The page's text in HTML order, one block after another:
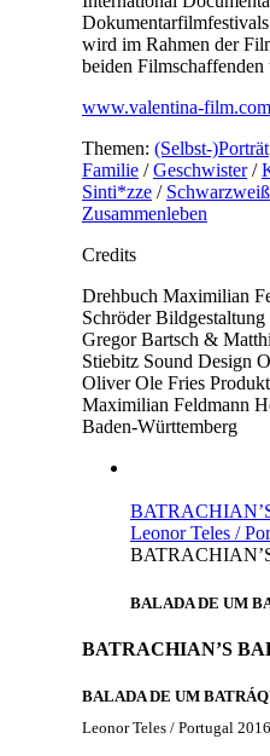
Dokumentarfilmfestivals
wird im Rahmen der
beiden Filmschaffenden
www.valentina-film.com
Themen: (Selbst-)Porträt
Familie/Geschwister/
Sinti*zze/ Schwarzweiß
Zusammenleben
Credits
Drehbuch Maximilian
Schröder Bildgestaltung
Gregor Bartsch &
Stiebitz Sound Design
Oliver Ole Fries
Maximilian Feldmann
Baden-Württemberg
Leonor Teles /
BALADA DE UM
BATRACHIAN’S
BALADA DE UM
Leonor Teles / Portugal